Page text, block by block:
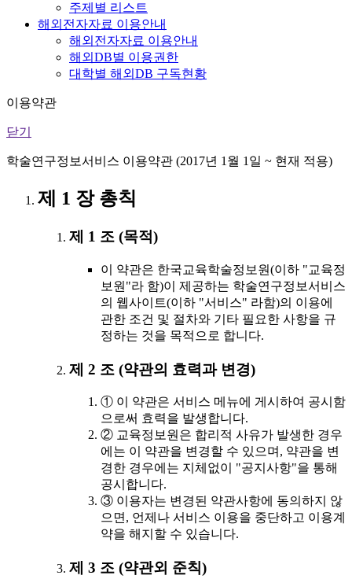
주제별 리스트
해외전자자료 이용안내
해외전자자료 이용안내
해외DB별 이용권한
대학별 해외DB 구독현황
이용약관
닫기
학술연구정보서비스 이용약관 (2017년 1월 1일 ~ 현재 적용)
제 1 장 총칙
제 1 조 (목적)
이 약관은 한국교육학술정보원(이하 "교육정
보원"라 함)이 제공하는 학술연구정보서비스
의 웹사이트(이하 "서비스" 라함)의 이용에
관한 조건 및 절차와 기타 필요한 사항을 규
정하는 것을 목적으로 합니다.
제 2 조 (약관의 효력과 변경)
① 이 약관은 서비스 메뉴에 게시하여 공시함
으로써 효력을 발생합니다.
② 교육정보원은 합리적 사유가 발생한 경우
에는 이 약관을 변경할 수 있으며, 약관을 변
경한 경우에는 지체없이 "공지사항"을 통해
공시합니다.
③ 이용자는 변경된 약관사항에 동의하지 않
으면, 언제나 서비스 이용을 중단하고 이용계
약을 해지할 수 있습니다.
제 3 조 (약관외 준칙)